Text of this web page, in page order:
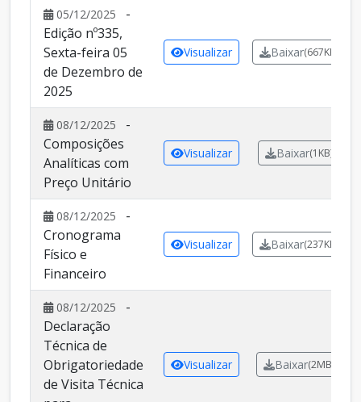
05/12/2025
-
Edição nº335,
Sexta-feira 05
de Dezembro de
2025
Visualizar Baixar(667KB)
08/12/2025
-
Composições
Analíticas com
Preço Unitário
Visualizar Baixar(1KB)
08/12/2025
-
Cronograma
Físico e
Financeiro
Visualizar Baixar(237KB)
08/12/2025
-
Declaração
Técnica de
Obrigatoriedade
de Visita Técnica
Visualizar Baixar(2MB)